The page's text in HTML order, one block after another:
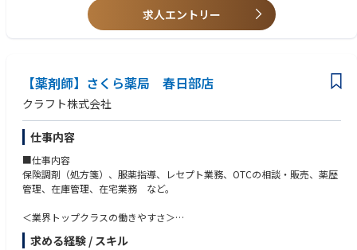
中途入社者への導入・フォロー研修が充実しており、安心してキャリアを
スタートしていただけます
躍できる環境です
業界トップクラスの認定薬局数や多様な店舗を展開しているため、ご自身
の志向性に合わせて異動することも可能です
現場での調剤業務にとどまらず、本社業務や複数店舗のマネージャー業務
など大手調剤チェーンならではの多様なキャリアパスがあります。
求人エントリー
【薬剤師】さくら薬局 春日部店
クラフト株式会社
仕事内容
■仕事内容
保険調剤（処方箋）、服薬指導、レセプト業務、OTCの相談・販売、薬歴
管理、在庫管理、在宅業務 など。
＜業界トップクラスの働きやすさ＞
業界最多クラスの年間休日126日＋有給休暇、シフト勤務制による残業削
減や希望休など、どなたにとっても働きやすい環境です
求める経験 / スキル